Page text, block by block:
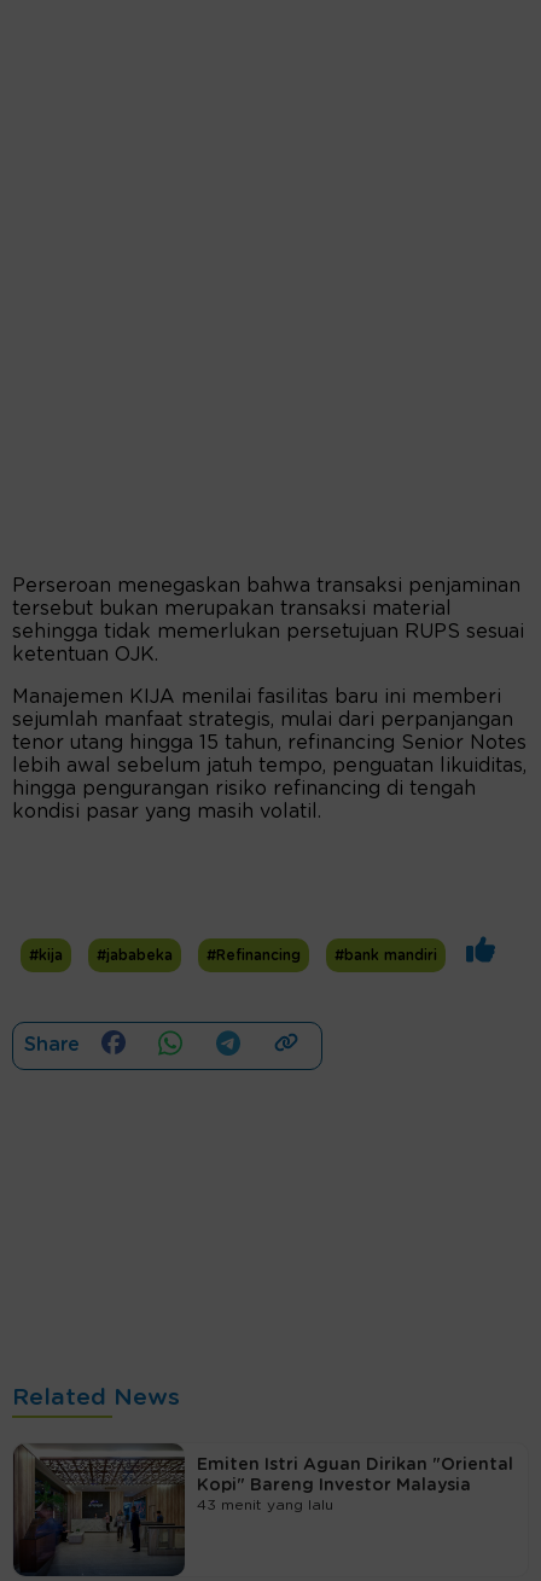
Perseroan menegaskan bahwa transaksi penjaminan
tersebut bukan merupakan transaksi material
sehingga tidak memerlukan persetujuan RUPS sesuai
ketentuan OJK.
Manajemen KIJA menilai fasilitas baru ini memberi
sejumlah manfaat strategis, mulai dari perpanjangan
tenor utang hingga 15 tahun, refinancing Senior Notes
lebih awal sebelum jatuh tempo, penguatan likuiditas,
hingga pengurangan risiko refinancing di tengah
kondisi pasar yang masih volatil.
#kija #jababeka #Refinancing #bank mandiri
Share
Related News
Emiten Istri Aguan Dirikan "Oriental
Kopi" Bareng Investor Malaysia
43 menit yang lalu